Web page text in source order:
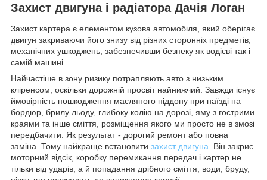
Захист двигуна і радіатора Дачія Логан
Захист картера є елементом кузова автомобіля, який оберігає
двигун закриваючи його знизу від різних сторонніх предметів,
механічних ушкоджень, забезпечивши безпеку як водієві так і
самій машині.
Найчастіше в зону ризику потрапляють авто з низьким
кліренсом, оскільки дорожній просвіт найнижчий. Завжди існує
ймовірність пошкодження масляного піддону при наїзді на
бордюр, брилу льоду, глибоку колію на дорозі, яму з гострими
краями та інше сміття, розміщення якого ми просто не в змозі
передбачити. Як результат - дорогий ремонт або повна
заміна. Тому найкраще встановити захист двигуна. Він закриє
моторний відсік, коробку перемикання передач і картер не
тільки від ударів, а й попадання дрібного сміття, води, бруду,